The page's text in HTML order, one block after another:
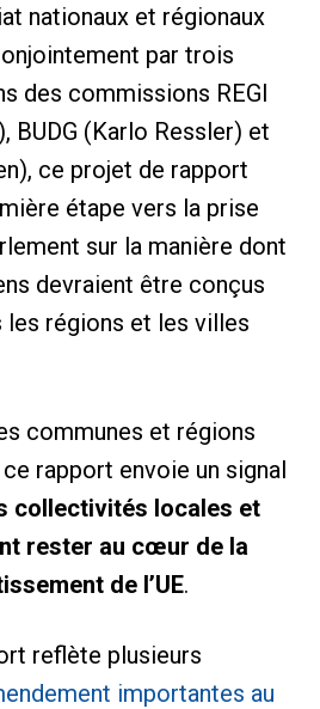
nationaux et régionaux
par trois
des commissions REGI
BUDG (Karlo Ressler) et
ce projet de rapport
étape vers la prise
sur la manière dont
devraient être conçus
les régions et les villes
communes et régions
ce rapport envoie un signal
collectivités locales et
rester au cœur de la
de l’UE.
reflète plusieurs
importantes au